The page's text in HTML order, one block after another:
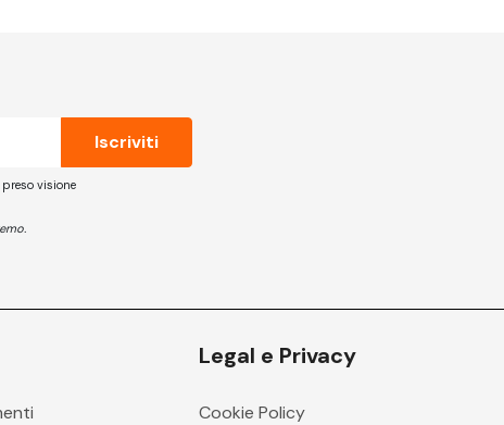
visione
Legal e Privacy
Cookie Policy